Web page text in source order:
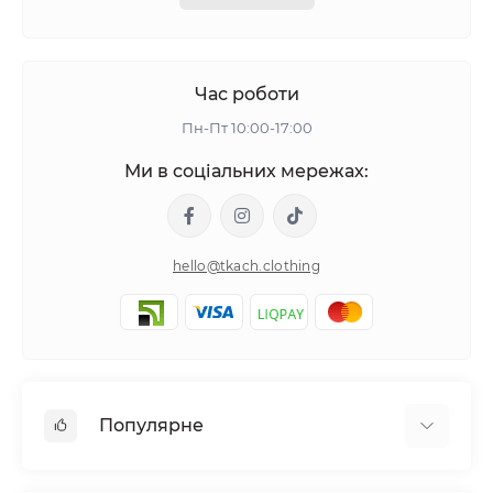
Час роботи
Пн-Пт 10:00-17:00
Ми в соціальних мережах:
hello@tkach.clothing
Популярне